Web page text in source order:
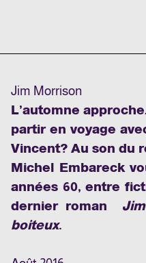
Jim Morrison
L’automne
partir en voyage
Vincent? Au son du
Michel Embareck
années 60, entre
dernier roman
boiteux.